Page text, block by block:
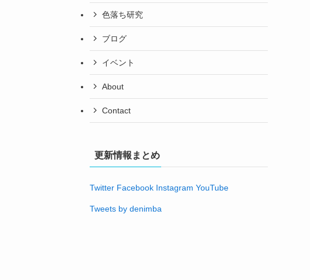
色落ち研究
ブログ
イベント
About
Contact
更新情報まとめ
Twitter Facebook Instagram YouTube
Tweets by denimba